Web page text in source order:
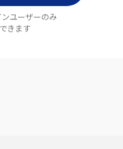
ユーザーのみ
きます